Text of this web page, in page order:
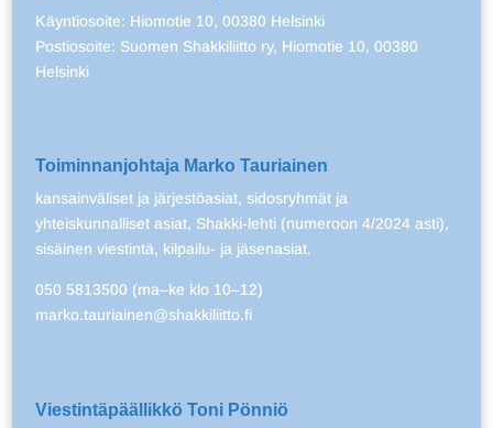
Käyntiosoite: Hiomotie 10, 00380 Helsinki
Postiosoite: Suomen Shakkiliitto ry, Hiomotie 10, 00380
Helsinki
Toiminnanjohtaja Marko Tauriainen
kansainväliset ja järjestöasiat, sidosryhmät ja
yhteiskunnalliset asiat, Shakki-lehti (numeroon 4/2024 asti),
sisäinen viestintä, kilpailu- ja jäsenasiat.
050 5813500 (ma–ke klo 10–12)
marko.tauriainen@shakkiliitto.fi
Viestintäpäällikkö Toni Pönniö